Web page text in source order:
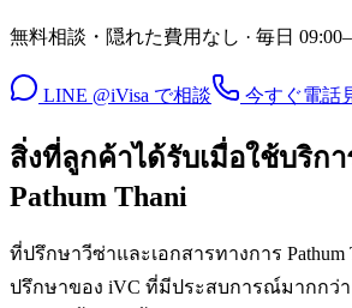
無料相談・隠れた費用なし · 毎日
LINE @iVisa で相談 今すぐ電話
สิ่งที่ลูกค้าได้รับเมื่อใช้บริก
Pathum Thani
ที่ปรึกษาวีซ่าและเอกสารทางการ Pathum
ปรึกษาของ iVC ที่มีประสบการณ์มากกว่า